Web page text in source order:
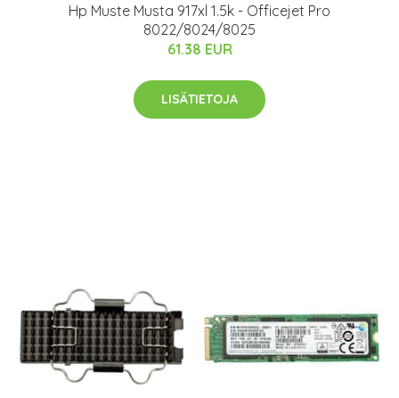
Hp Muste Musta 917xl 1.5k - Officejet Pro
8022/8024/8025
61.38 EUR
LISÄTIETOJA